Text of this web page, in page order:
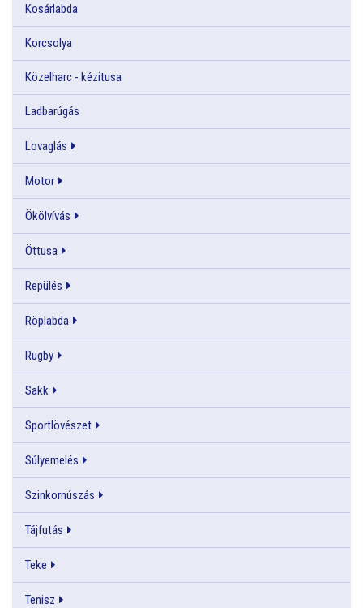
Kosárlabda
Korcsolya
Közelharc - kézitusa
Ladbarúgás
Lovaglás
Motor
Ökölvívás
Öttusa
Repülés
Röplabda
Rugby
Sakk
Sportlövészet
Súlyemelés
Szinkornúszás
Tájfutás
Teke
Tenisz